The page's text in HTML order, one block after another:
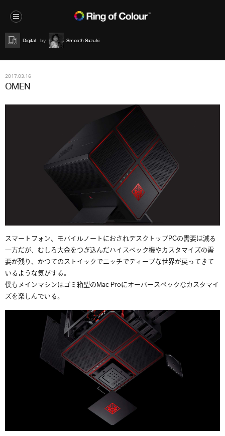
Digital Smooth Suzuki
2017.03.16
OMEN
スマートフォン、モバイルノートにおされデスクトップPCの需要は減る
一方だが、むしろ大金をつぎ込んだハイスペック機やカスタマイズの需
要が残り、かつてのストイックでニッチでディープな世界が戻ってきて
いるような気がする。
僕もメインマシンはゴミ箱型のMac Proにオーバースペックなカスタマイ
ズを楽しんでいる。